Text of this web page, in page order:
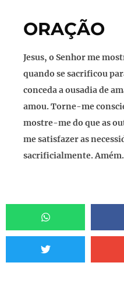
ORAÇÃO
Jesus, o Senhor me
quando se sacrificou
conceda a ousadia de
amou. Torne-me
mostre-me do que as
me satisfazer as
sacrificialmente. Amém.